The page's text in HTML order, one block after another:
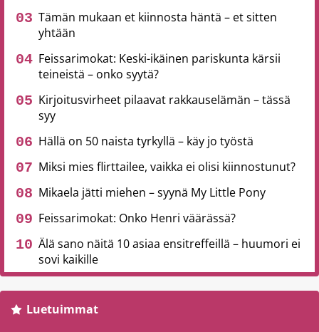
Tämän mukaan et kiinnosta häntä – et sitten
yhtään
Feissarimokat: Keski-ikäinen pariskunta kärsii
teineistä – onko syytä?
Kirjoitusvirheet pilaavat rakkauselämän – tässä
syy
Hällä on 50 naista tyrkyllä – käy jo työstä
Miksi mies flirttailee, vaikka ei olisi kiinnostunut?
Mikaela jätti miehen – syynä My Little Pony
Feissarimokat: Onko Henri väärässä?
Älä sano näitä 10 asiaa ensitreffeillä – huumori ei
sovi kaikille
Luetuimmat